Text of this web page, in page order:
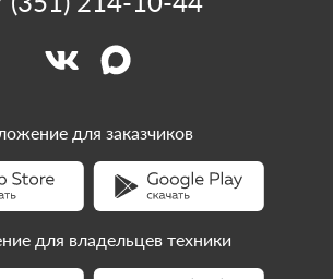
для заказчиков
для владельцев техники